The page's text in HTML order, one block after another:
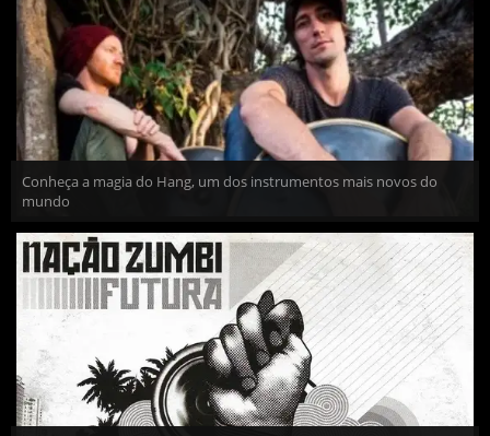
Conheça a magia do Hang, um dos instrumentos mais novos do
mundo